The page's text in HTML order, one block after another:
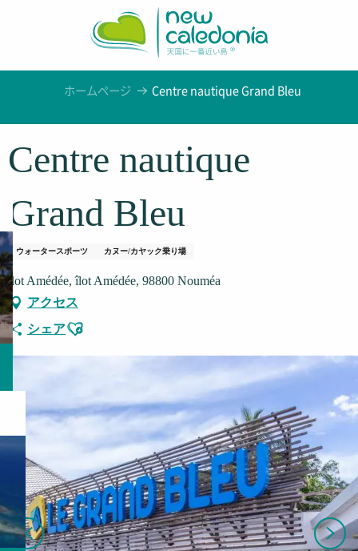
ホームページ Centre nautique Grand Bleu
Centre nautique
Grand Bleu
ウォータースポーツ カヌー/カヤック乗り場
îlot Amédée, îlot Amédée, 98800 Nouméa
アクセス
シェアAjouter aux favoris